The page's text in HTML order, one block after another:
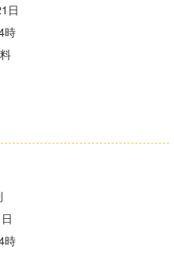
日
時
時